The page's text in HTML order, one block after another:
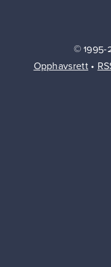
© 1995-
Opphavsrett•